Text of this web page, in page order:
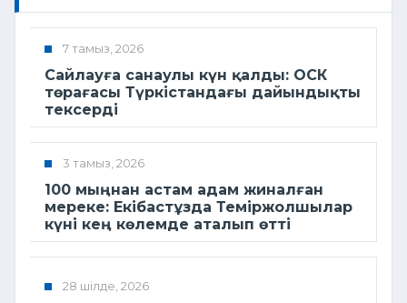
7 тамыз, 2026
Сайлауға санаулы күн қалды: ОСК
төрағасы Түркістандағы дайындықты
тексерді
3 тамыз, 2026
100 мыңнан астам адам жиналған
мереке: Екібастұзда Теміржолшылар
күні кең көлемде аталып өтті
28 шілде, 2026